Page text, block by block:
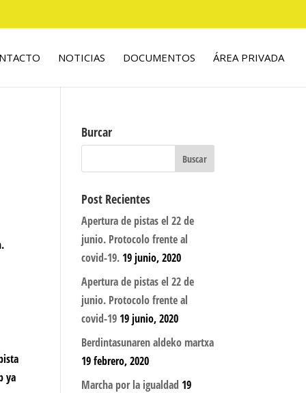
NOTICIAS DOCUMENTOS ÁREA PRIVADA
ya
Burcar
Post Recientes
Apertura de pistas el 22 de
junio. Protocolo frente al
covid-19. 19 junio, 2020
Apertura de pistas el 22 de
junio. Protocolo frente al
covid-19 19 junio, 2020
Berdintasunaren aldeko martxa
19 febrero, 2020
Marcha por la igualdad 19